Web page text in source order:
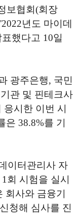
보협회(회장
년도 마이데
했다고 10일
광주은행, 국민
관 및 핀테크사
시한 이번 시
38.8%를 기
이터관리사 자
회 시험을 실시
사와 금융기
청해 심사를 진